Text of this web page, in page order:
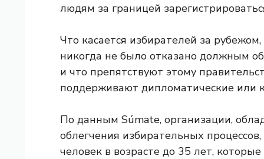
людям за границей
Что касается избирателей за
никогда не было отказано должным
и что препятствуют этому
поддерживают дипломатические или
По данным Súmate, организации,
облегчения избирательных
человек в возрасте до 35 лет,